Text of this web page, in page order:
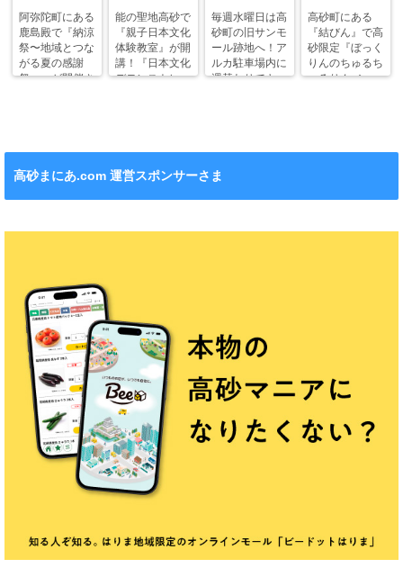
阿弥陀町にある
鹿島殿で『納涼
祭〜地域とつな
がる夏の感謝
祭〜』が開催さ
能の聖地高砂で
『親子日本文化
体験教室』が開
講！『日本文化
デモンストレー
毎週水曜日は高
砂町の旧サンモ
ール跡地へ！ア
ルカ駐車場内に
週替わりでキッ
高砂町にある
『結びん』で高
砂限定『ぼっく
りんのちゅるち
ゅるりん♪シー
高砂まにあ.com 運営スポンサーさま